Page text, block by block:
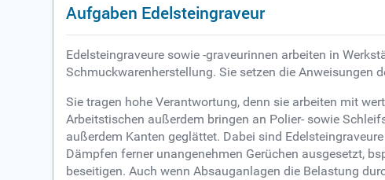
Aufgaben Edelsteingraveur
Edelsteingraveure sowie -graveurinnen arbeiten in
Schmuckwarenherstellung. Sie setzen die Anweisungen
Sie tragen hohe Verantwortung, denn sie arbeiten mit
Arbeitstischen außerdem bringen an Polier- sowie
außerdem Kanten geglättet. Dabei sind
Dämpfen ferner unangenehmen Gerüchen ausgesetzt,
beseitigen. Auch wenn Absauganlagen die Belastung